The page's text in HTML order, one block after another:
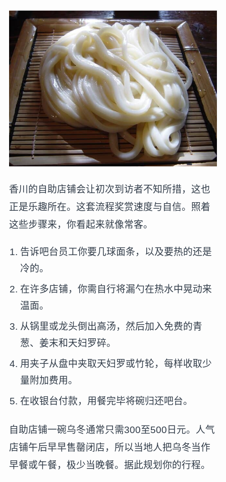
香川的自助店铺会让初次到访者不知所措，这也
正是乐趣所在。这套流程奖赏速度与自信。照着
这些步骤来，你看起来就像常客。
告诉吧台员工你要几球面条，以及要热的还是
冷的。
在许多店铺，你需自行将漏勺在热水中晃动来
温面。
从锅里或龙头倒出高汤，然后加入免费的青
葱、姜末和天妇罗碎。
用夹子从盘中夹取天妇罗或竹轮，每样收取少
量附加费用。
在收银台付款，用餐完毕将碗归还吧台。
自助店铺一碗乌冬通常只需300至500日元。人气
店铺午后早早售罄闭店，所以当地人把乌冬当作
早餐或午餐，极少当晚餐。据此规划你的行程。